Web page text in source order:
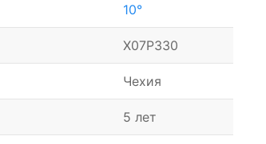
10°
X07P330
Чехия
5 лет